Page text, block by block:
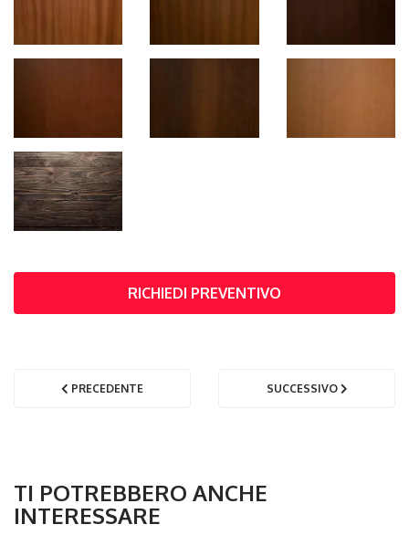
RICHIEDI PREVENTIVO
PRECEDENTE SUCCESSIVO
TI POTREBBERO ANCHE
INTERESSARE